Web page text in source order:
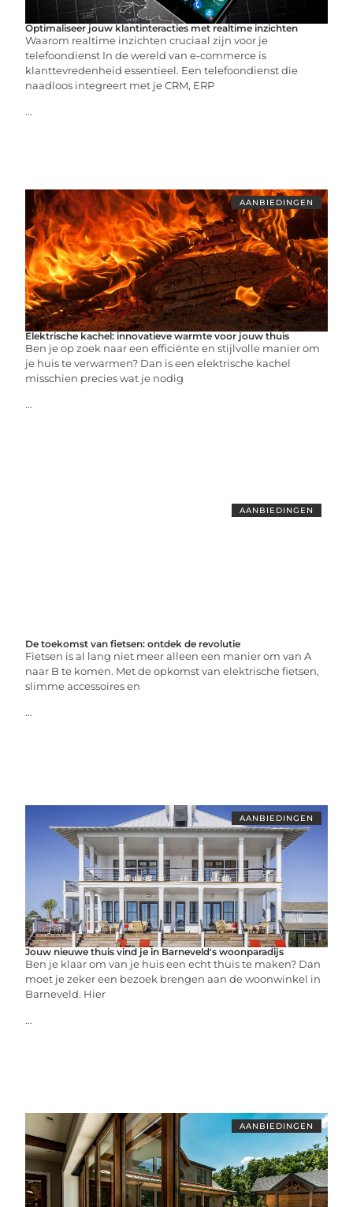
Optimaliseer jouw klantinteracties met realtime inzichten
Waarom realtime inzichten cruciaal zijn voor je
telefoondienst In de wereld van e-commerce is
klanttevredenheid essentieel. Een telefoondienst die
naadloos integreert met je CRM, ERP
...
AANBIEDINGEN
Elektrische kachel: innovatieve warmte voor jouw thuis
Ben je op zoek naar een efficiënte en stijlvolle manier om
je huis te verwarmen? Dan is een elektrische kachel
misschien precies wat je nodig
...
AANBIEDINGEN
De toekomst van fietsen: ontdek de revolutie
Fietsen is al lang niet meer alleen een manier om van A
naar B te komen. Met de opkomst van elektrische fietsen,
slimme accessoires en
...
AANBIEDINGEN
Jouw nieuwe thuis vind je in Barneveld's woonparadijs
Ben je klaar om van je huis een echt thuis te maken? Dan
moet je zeker een bezoek brengen aan de woonwinkel in
Barneveld. Hier
...
AANBIEDINGEN